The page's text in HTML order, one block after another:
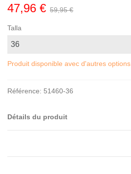
47,96 € 59,95 €
Talla
Produit disponible avec d'autres options
Référence: 51460-36
Détails du produit